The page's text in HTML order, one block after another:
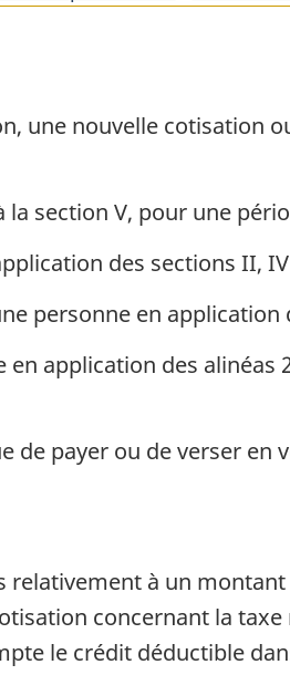
une nouvelle cotisation
la section V, pour une
des sections II,
personne en application
application des alinéas
de payer ou de verser en
relativement à un
concernant la
le crédit déductible